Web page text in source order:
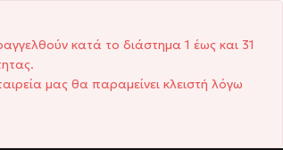
κατά το διάστημα 1 έως και 31
μας θα παραμείνει κλειστή λόγω